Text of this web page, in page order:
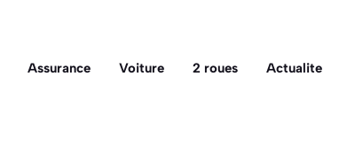
Assurance Voiture 2 roues Actualite